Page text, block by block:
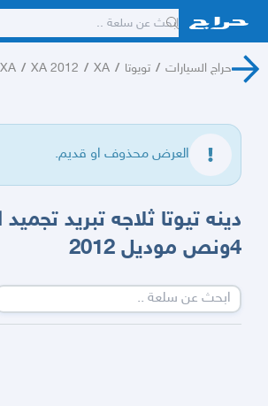
حراج السيارات / تويوتا /
XA
/
XA 2012
/
XA,
العرض محذوف او قديم.
دينه تيوتا ثلاجه تبريد
4ونص موديل 2012